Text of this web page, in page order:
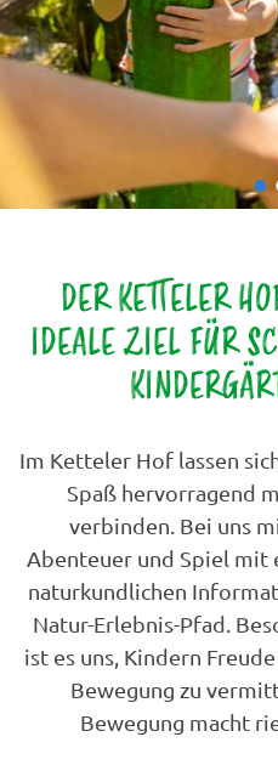
Ketteler Hof
DER KETTELER
IDEALE ZIEL FÜR
Im Ketteler Hof lassen
Spaß hervorragend
verbinden. Bei uns
Abenteuer und Spiel mit
naturkundlichen
Natur-Erlebnis-Pfad.
ist es uns, Kindern
Bewegung zu
Bewegung macht